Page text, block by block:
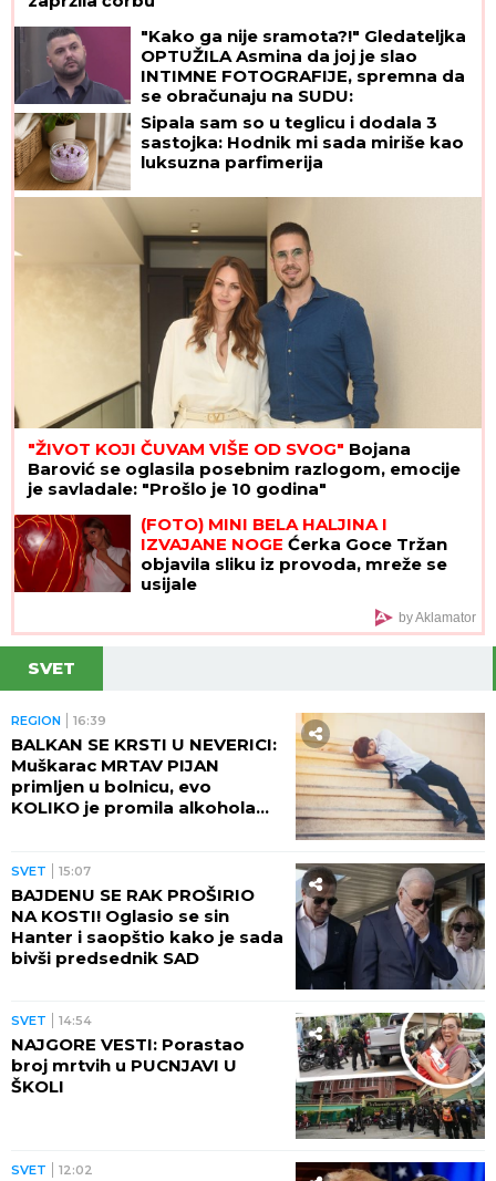
"Kako ga nije sramota?!" Gledateljka
OPTUŽILA Asmina da joj je slao
INTIMNE FOTOGRAFIJE, spremna da
se obračunaju na SUDU:
"Iskorišćavaš devojke za pare"
Sipala sam so u teglicu i dodala 3
sastojka: Hodnik mi sada miriše kao
luksuzna parfimerija
"ŽIVOT KOJI ČUVAM VIŠE OD SVOG" Bojana
Barović se oglasila posebnim razlogom, emocije
je savladale: "Prošlo je 10 godina"
(FOTO) MINI BELA HALJINA I
IZVAJANE NOGE Ćerka Goce Tržan
objavila sliku iz provoda, mreže se
usijale
by Aklamator
SVET
REGION 16:39
BALKAN SE KRSTI U NEVERICI:
Muškarac MRTAV PIJAN
primljen u bolnicu, evo
KOLIKO je promila alkohola
SVET 15:07
BAJDENU SE RAK PROŠIRIO
NA KOSTI! Oglasio se sin
Hanter i saopštio kako je sada
bivši predsednik SAD
SVET 14:54
NAJGORE VESTI: Porastao
broj mrtvih u PUCNJAVI U
ŠKOLI
SVET 12:02